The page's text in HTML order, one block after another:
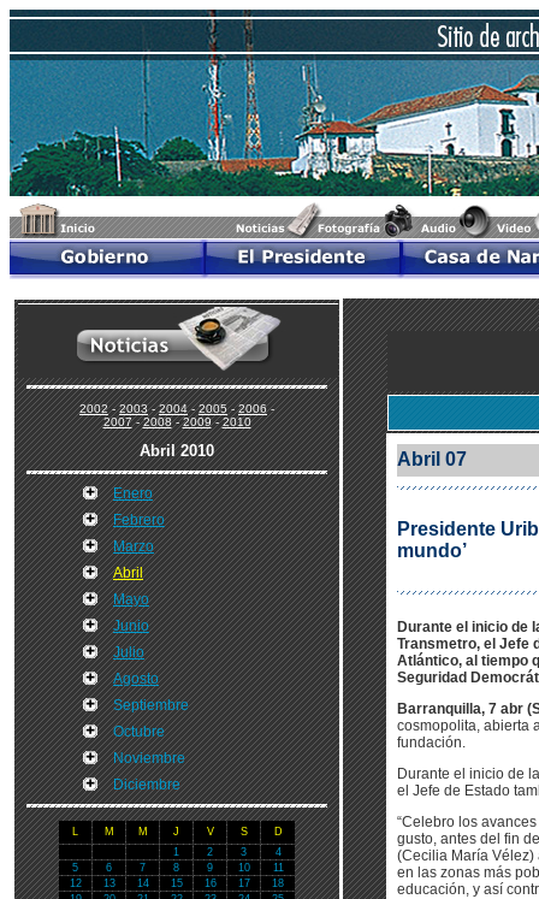
2002-2003-2004-2005-2006-
2007-2008-2009-2010
Abril 2010
Enero
Febrero
Marzo
Abril
Mayo
Junio
Julio
Agosto
Septiembre
Octubre
Noviembre
Diciembre
L M M J V S
D
1
2 3
4
5
6 7 8 9 10
11
12
13 14 15 16 17
18
Abril 07
Presidente
mundo’
Durante el inicio de
Transmetro, el Jefe
Atlántico, al tiempo
Seguridad
Barranquilla, 7 abr
cosmopolita, abierta
fundación.
Durante el inicio de
el Jefe de Estado
“Celebro los
gusto, antes del fin
(Cecilia María
en las zonas más
educación, y así